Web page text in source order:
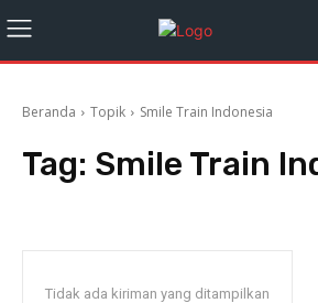
Beranda Topik Smile Train Indonesia
Tag: Smile Train
Tidak ada kiriman yang ditampilkan